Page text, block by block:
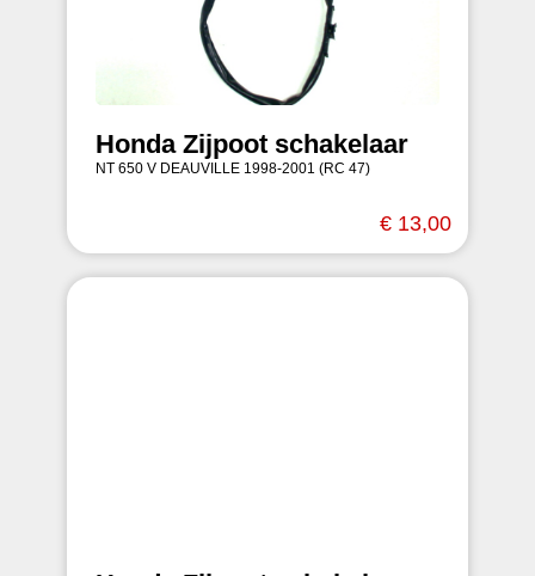
Honda Zijpoot schakelaar
NT 650 V DEAUVILLE 1998-2001 (RC 47)
€ 13,00